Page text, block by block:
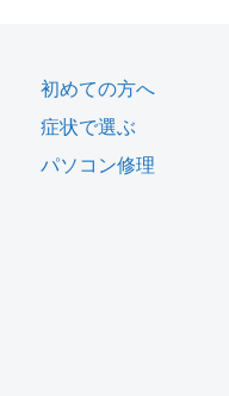
初めての方へ
症状で選ぶ
パソコン修理